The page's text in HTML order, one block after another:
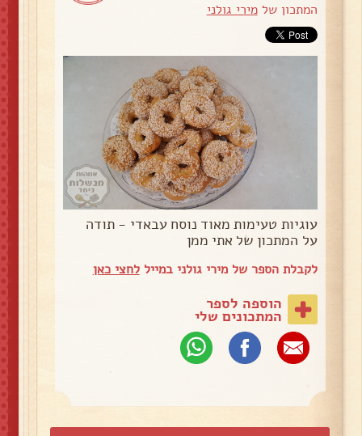
המתכון שלמירי גולני
עוגיות טעימות מאוד נוסח עבאדי - תודה
על המתכון של אתי ממן
לקבלת הספר של מירי גולני במייללחצי כאן
הוספה לספר
המתכונים שלי